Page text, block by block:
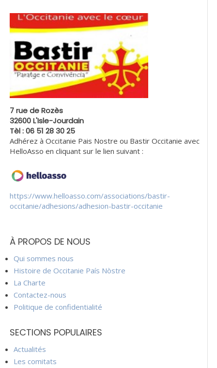
7 rue de Rozès
32600 L'Isle-Jourdain
Tèl : 06 51 28 30 25
Adhérez à Occitanie Pais Nostre ou Bastir Occitanie avec
HelloAsso en cliquant sur le lien suivant :
https://www.helloasso.com/associations/bastir-
occitanie/adhesions/adhesion-bastir-occitanie
À PROPOS DE NOUS
Qui sommes nous
Histoire de Occitanie País Nòstre
La Charte
Contactez-nous
Politique de confidentialité
SECTIONS POPULAIRES
Actualités
Les comitats